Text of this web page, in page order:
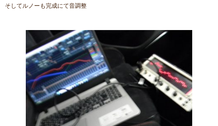
そしてルノーも完成にて音調整